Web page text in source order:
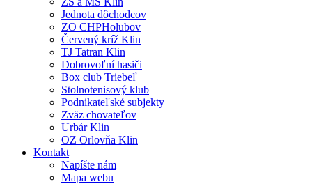
Jednota dôchodcov
ZO CHPHolubov
Červený kríž Klin
TJ Tatran Klin
Dobrovoľní hasiči
Box club Triebeľ
Stolnotenisový klub
Podnikateľské subjekty
Zväz chovateľov
Urbár Klin
OZ Orlovňa Klin
Kontakt
Napíšte nám
Mapa webu